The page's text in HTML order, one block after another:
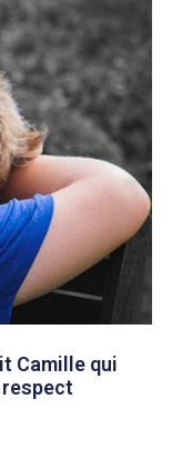
Camille qui